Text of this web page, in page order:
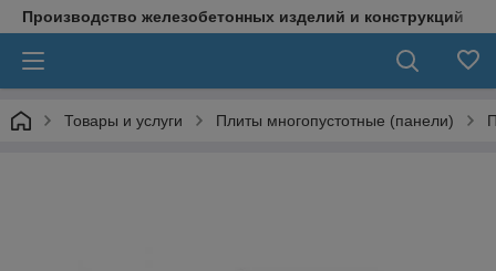
Производство железобетонных изделий и конструкций
Товары и услуги Плиты многопустотные (панели)